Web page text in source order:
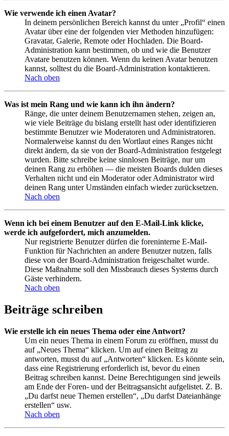
Wie verwende ich einen Avatar?
In deinem persönlichen Bereich kannst du unter „Profil“ einen
Avatar über eine der folgenden vier Methoden hinzufügen:
Gravatar, Galerie, Remote oder Hochladen. Die Board-
Administration kann bestimmen, ob und wie die Benutzer
Avatare benutzen können. Wenn du keinen Avatar benutzen
kannst, solltest du die Board-Administration kontaktieren.
Nach oben
Was ist mein Rang und wie kann ich ihn ändern?
Ränge, die unter deinem Benutzernamen stehen, zeigen an,
wie viele Beiträge du bislang erstellt hast oder identifizieren
bestimmte Benutzer wie Moderatoren und Administratoren.
Normalerweise kannst du den Wortlaut eines Ranges nicht
direkt ändern, da sie von der Board-Administration festgelegt
wurden. Bitte schreibe keine sinnlosen Beiträge, nur um
deinen Rang zu erhöhen — die meisten Boards dulden dieses
Verhalten nicht und ein Moderator oder Administrator wird
deinen Rang unter Umständen einfach wieder zurücksetzen.
Nach oben
Wenn ich bei einem Benutzer auf den E-Mail-Link klicke,
werde ich aufgefordert, mich anzumelden.
Nur registrierte Benutzer dürfen die foreninterne E-Mail-
Funktion für Nachrichten an andere Benutzer nutzen, falls
diese von der Board-Administration freigeschaltet wurde.
Diese Maßnahme soll den Missbrauch dieses Systems durch
Gäste verhindern.
Nach oben
Beiträge schreiben
Wie erstelle ich ein neues Thema oder eine Antwort?
Um ein neues Thema in einem Forum zu eröffnen, musst du
auf „Neues Thema“ klicken. Um auf einen Beitrag zu
antworten, musst du auf „Antworten“ klicken. Es könnte sein,
dass eine Registrierung erforderlich ist, bevor du einen
Beitrag schreiben kannst. Deine Berechtigungen sind jeweils
am Ende der Foren- und der Beitragsansicht aufgelistet. Z. B.
„Du darfst neue Themen erstellen“, „Du darfst Dateianhänge
erstellen“ usw.
Nach oben